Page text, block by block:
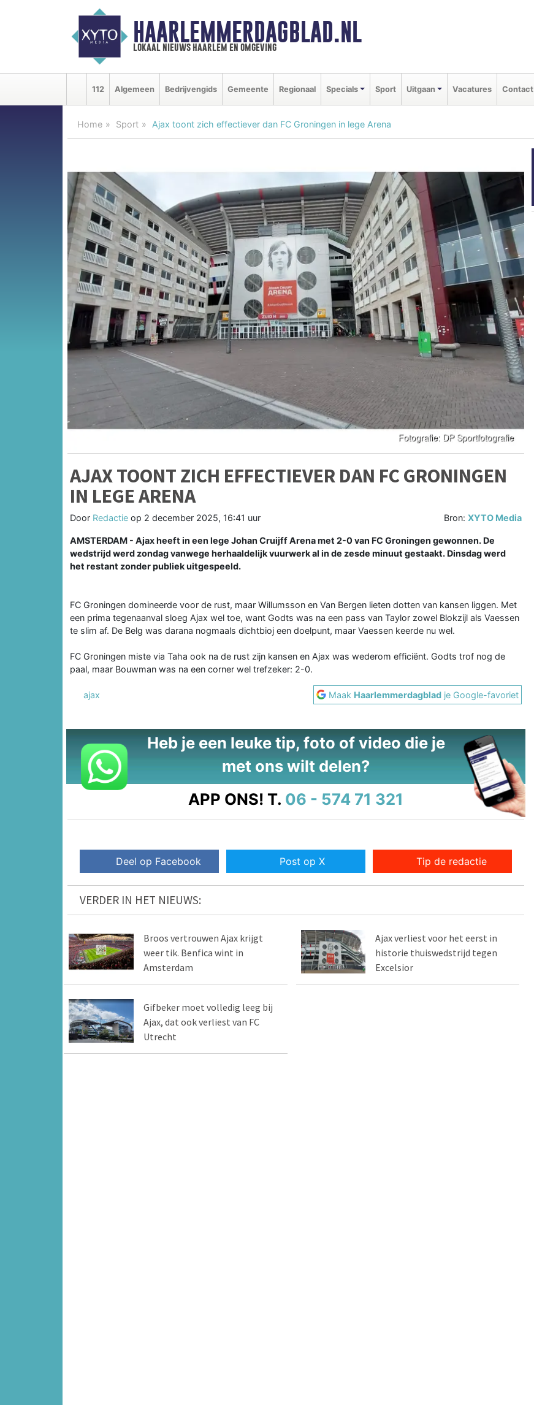
HAARLEMMERDAGBLAD.NL
lokaal nieuws haarlem en omgeving
112 Algemeen Bedrijvengids Gemeente Regionaal Specials Sport Uitgaan Vacatures Contact
Home Sport Ajax toont zich effectiever dan FC Groningen in lege Arena
AJAX TOONT ZICH EFFECTIEVER DAN FC GRONINGEN
IN LEGE ARENA
Door Redactie op 2 december 2025, 16:41 uur Bron:XYTO Media
AMSTERDAM - Ajax heeft in een lege Johan Cruijff Arena met 2-0 van FC Groningen gewonnen. De
wedstrijd werd zondag vanwege herhaaldelijk vuurwerk al in de zesde minuut gestaakt. Dinsdag werd
het restant zonder publiek uitgespeeld.
FC Groningen domineerde voor de rust, maar Willumsson en Van Bergen lieten dotten van kansen liggen. Met
een prima tegenaanval sloeg Ajax wel toe, want Godts was na een pass van Taylor zowel Blokzijl als Vaessen
te slim af. De Belg was darana nogmaals dichtbioj een doelpunt, maar Vaessen keerde nu wel.
FC Groningen miste via Taha ook na de rust zijn kansen en Ajax was wederom efficiënt. Godts trof nog de
paal, maar Bouwman was na een corner wel trefzeker: 2-0.
ajax Maak Haarlemmerdagblad je Google-favoriet
Heb je een leuke tip, foto of video die je
met ons wilt delen?
APP ONS! T. 06 - 574 71 321
Deel op Facebook Post op X Tip de redactie
VERDER IN HET NIEUWS:
Broos vertrouwen Ajax krijgt
weer tik. Benfica wint in
Amsterdam
Ajax verliest voor het eerst in
historie thuiswedstrijd tegen
Excelsior
Gifbeker moet volledig leeg bij
Ajax, dat ook verliest van FC
Utrecht